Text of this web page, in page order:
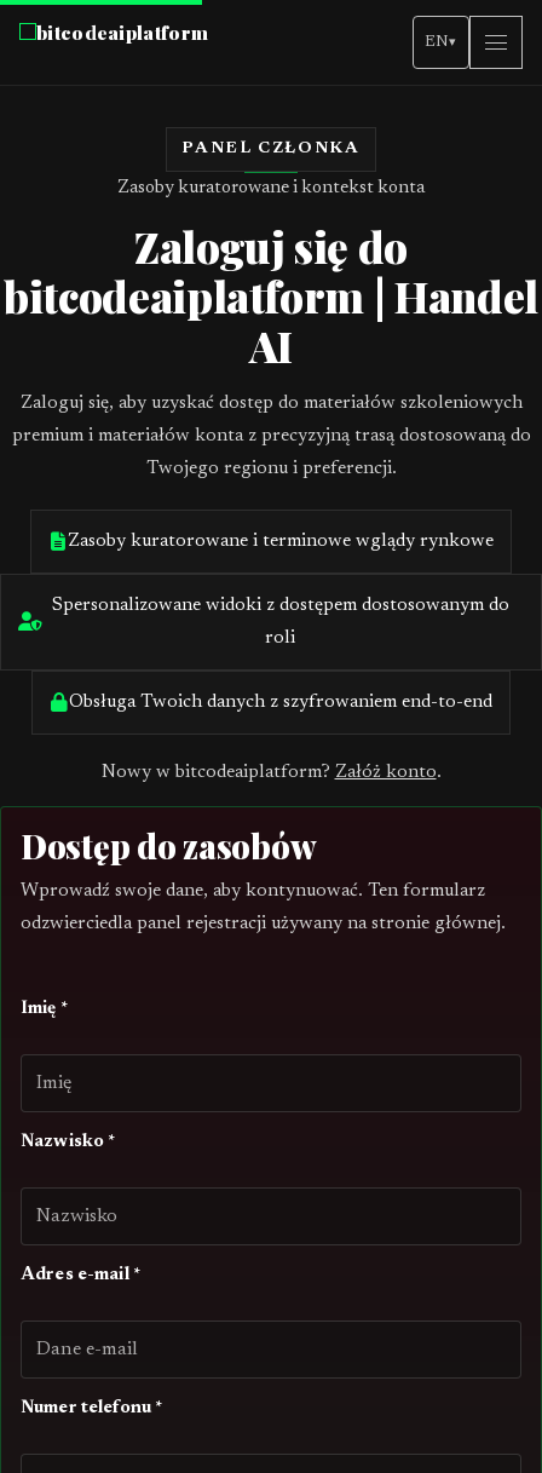
bitcodeaiplatform EN▾
PANEL CZŁONKA
Zasoby kuratorowane i kontekst konta
Zaloguj się do
bitcodeaiplatform | Handel
AI
Zaloguj się, aby uzyskać dostęp do materiałów szkoleniowych
premium i materiałów konta z precyzyjną trasą dostosowaną do
Twojego regionu i preferencji.
Zasoby kuratorowane i terminowe wglądy rynkowe
Spersonalizowane widoki z dostępem dostosowanym do
roli
Obsługa Twoich danych z szyfrowaniem end-to-end
Nowy w bitcodeaiplatform? Załóż konto.
Dostęp do zasobów
Wprowadź swoje dane, aby kontynuować. Ten formularz
odzwierciedla panel rejestracji używany na stronie głównej.
Imię *
Nazwisko *
Adres e-mail *
Numer telefonu *